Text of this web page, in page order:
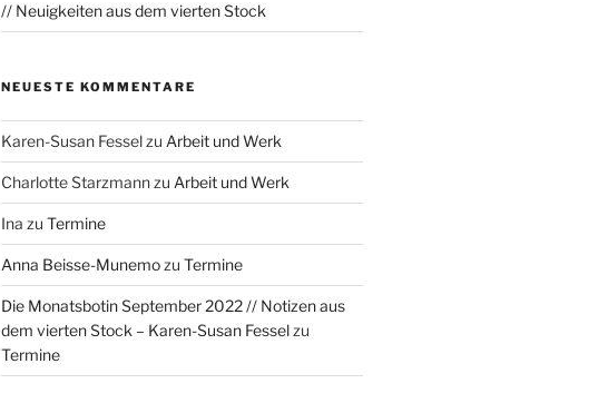
// Neuigkeiten aus dem vierten Stock
NEUESTE KOMMENTARE
Karen-Susan Fesselzu Arbeit und Werk
Charlotte Starzmannzu Arbeit und Werk
Ina zu Termine
Anna Beisse-Munemozu Termine
Die Monatsbotin September 2022 // Notizen aus
dem vierten Stock – Karen-Susan Fesselzu
Termine